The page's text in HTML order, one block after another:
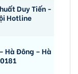
Duy Tiến -
Hotline
Hà Đông – Hà